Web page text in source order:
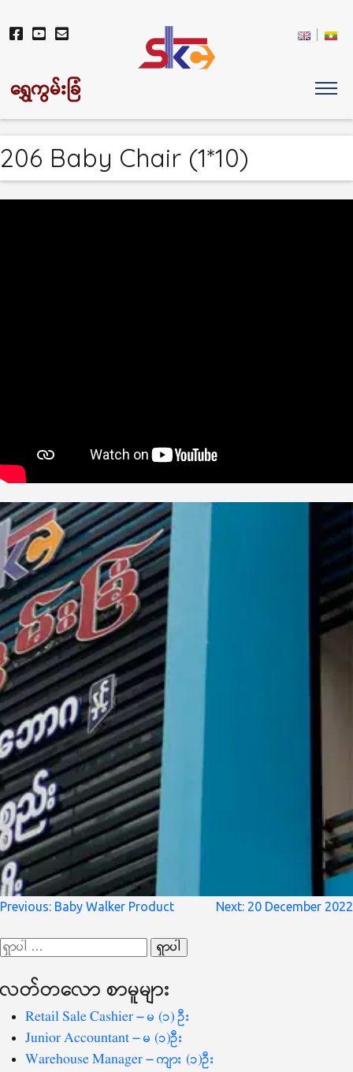
ရွှေကွမ်းခြံ
206 Baby Chair (1*10)
စာမူ
ပြ
Previous: Baby Walker Product Next: 20 December 2022
ရှာ
စကားလုံး
လတ်တ‌လော စာမူများ
Retail Sale Cashier – မ (၁) ဦး
Junior Accountant – မ (၁)ဦး
Warehouse Manager – ကျား (၁)ဦး